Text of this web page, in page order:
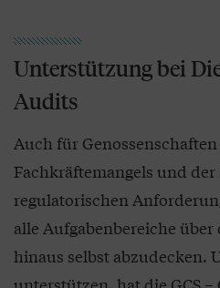
Unterstützung bei
Audits
Auch für
Fachkräftemangels und der
regulatorischen
alle Aufgabenbereiche über
hinaus selbst abzudecken.